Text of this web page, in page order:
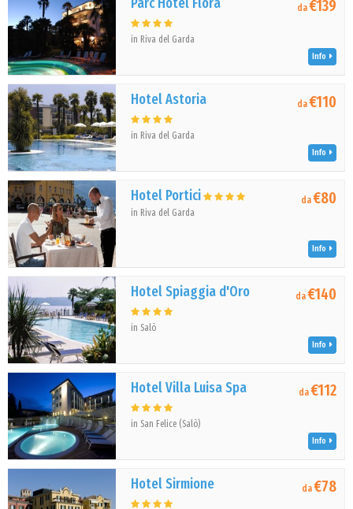
in Riva del Garda
da€139
Info
Hotel Astoria
in Riva del Garda
da€110
Info
Hotel Portici
in Riva del Garda
da€80
Info
Hotel Spiaggia d'Oro
in Salò
da€140
Info
Hotel Villa Luisa Spa
in San Felice (Salò)
da€112
Info
Hotel Sirmione da€78